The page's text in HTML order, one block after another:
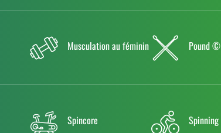
Musculation au féminin Pound ©
Spincore Spinning